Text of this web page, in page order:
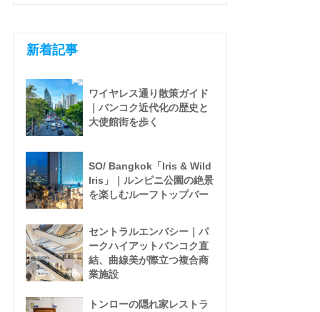
新着記事
ワイヤレス通り散策ガイド
｜バンコク近代化の歴史と
大使館街を歩く
SO/ Bangkok「Iris & Wild
Iris」｜ルンピニ公園の絶景
を楽しむルーフトップバー
セントラルエンバシー｜パ
ークハイアットバンコク直
結、曲線美が際立つ複合商
業施設
トンローの隠れ家レストラ